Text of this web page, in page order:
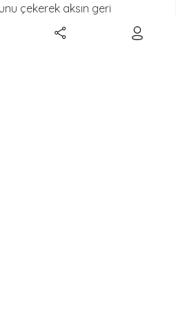
çekerek aksın geri
bütünleşmesini sağlıyor.